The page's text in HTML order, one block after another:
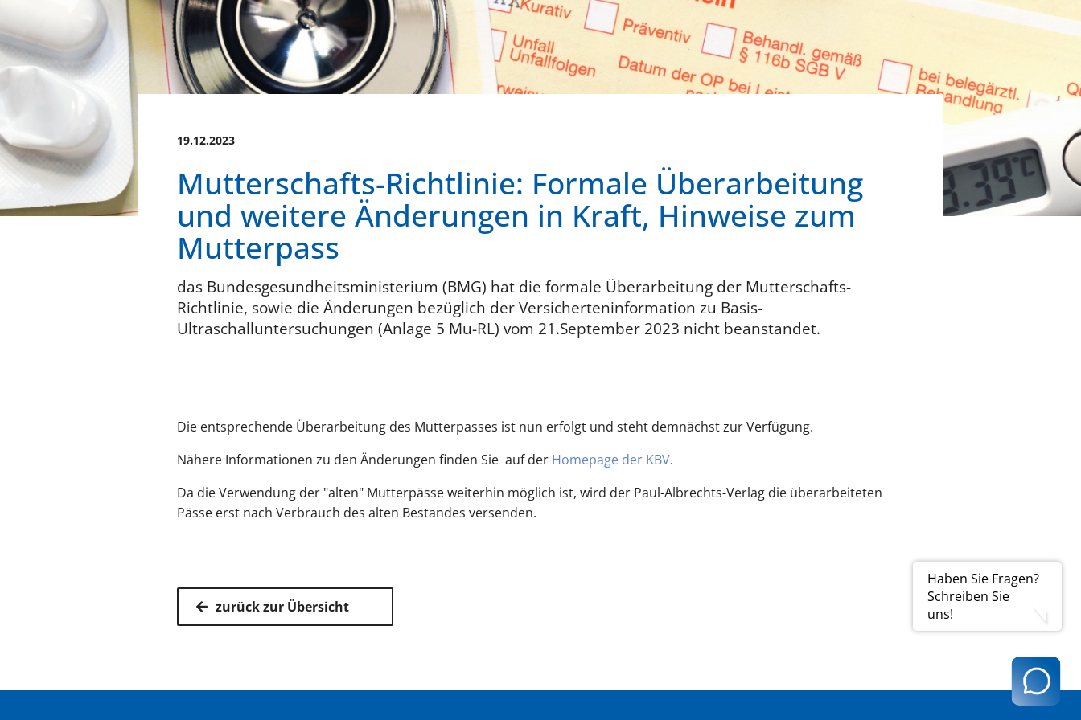
Haben Sie Fragen?
Schreiben Sie
uns!
19.12.2023
Mutterschafts-Richtlinie: Formale Überarbeitung
und weitere Änderungen in Kraft, Hinweise zum
Mutterpass
das Bundesgesundheitsministerium (BMG) hat die formale Überarbeitung der Mutterschafts-
Richtlinie, sowie die Änderungen bezüglich der Versicherteninformation zu Basis-
Ultraschalluntersuchungen (Anlage 5 Mu-RL) vom 21.September 2023 nicht beanstandet.
Die entsprechende Überarbeitung des Mutterpasses ist nun erfolgt und steht demnächst zur Verfügung.
Nähere Informationen zu den Änderungen finden Sie auf der Homepage der KBV.
Da die Verwendung der "alten" Mutterpässe weiterhin möglich ist, wird der Paul-Albrechts-Verlag die überarbeiteten
Pässe erst nach Verbrauch des alten Bestandes versenden.
zurück zur Übersicht